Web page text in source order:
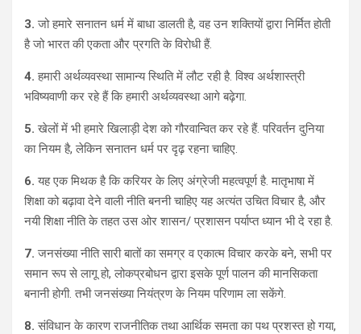
3. जो हमारे सनातन धर्म में बाधा डालती है, वह उन शक्तियों द्वारा निर्मित होती
है जो भारत की एकता और प्रगति के विरोधी हैं.
4. हमारी अर्थव्यवस्था सामान्य स्थिति में लौट रही है. विश्व अर्थशास्त्री
भविष्यवाणी कर रहे हैं कि हमारी अर्थव्यवस्था आगे बढ़ेगा.
5. खेलों में भी हमारे खिलाड़ी देश को गौरवान्वित कर रहे हैं. परिवर्तन दुनिया
का नियम है, लेकिन सनातन धर्म पर दृढ़ रहना चाहिए.
6. यह एक मिथक है कि करियर के लिए अंग्रेजी महत्वपूर्ण है. मातृभाषा में
शिक्षा को बढ़ावा देने वाली नीति बननी चाहिए यह अत्यंत उचित विचार है, और
नयी शिक्षा नीति के तहत उस ओर शासन/ प्रशासन पर्याप्त ध्यान भी दे रहा है.
7. जनसंख्या नीति सारी बातों का समग्र व एकात्म विचार करके बने, सभी पर
समान रूप से लागू हो, लोकप्रबोधन द्वारा इसके पूर्ण पालन की मानसिकता
बनानी होगी. तभी जनसंख्या नियंत्रण के नियम परिणाम ला सकेंगे.
8. संविधान के कारण राजनीतिक तथा आर्थिक समता का पथ प्रशस्त हो गया,